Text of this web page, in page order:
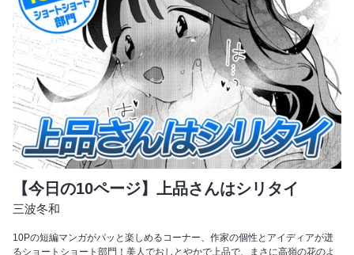
【今日の10ページ】上品さんはシリタイ
三波冬和
10Pの短編マンガがパッと楽しめるコーナー、作家の個性とアイディアが迸
るショートショート部門！美人でおしとやかで上品で、まさに高嶺の花のよ